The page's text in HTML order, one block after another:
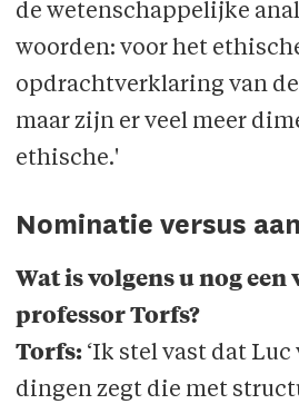
de wetenschappelijke
woorden: voor het
opdrachtverklaring van
maar zijn er veel meer
ethische.'
Nominatie versus
Wat is volgens u nog een
professor Torfs?
Torfs: ‘Ik stel vast dat
dingen zegt die met